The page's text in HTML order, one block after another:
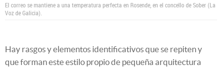
El correo se mantiene a una temperatura perfecta en Rosende, en el concello de Sober (La
Voz de Galicia).
Hay rasgos y elementos identificativos que se repiten y
que forman este estilo propio de pequeña arquitectura